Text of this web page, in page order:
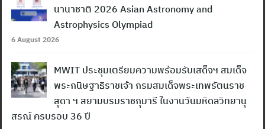
นานาชาติ 2026 Asian Astronomy and
Astrophysics Olympiad
6 August 2026
MWIT ประชุมเตรียมความพร้อมรับเสด็จฯ สมเด็จ
พระกนิษฐาธิราชเจ้า กรมสมเด็จพระเทพรัตนราช
สุดา ฯ สยามบรมราชกุมารี ในงานวันมหิดลวิทยานุ
สรณ์ ครบรอบ 36 ปี